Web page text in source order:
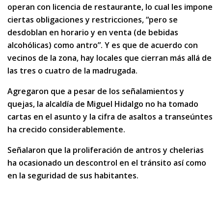
operan con licencia de restaurante, lo cual les impone
ciertas obligaciones y restricciones, “pero se
desdoblan en horario y en venta (de bebidas
alcohólicas) como antro”. Y es que de acuerdo con
vecinos de la zona, hay locales que cierran más allá de
las tres o cuatro de la madrugada.
Agregaron que a pesar de los señalamientos y
quejas, la alcaldía de Miguel Hidalgo no ha tomado
cartas en el asunto y la cifra de asaltos a transeúntes
ha crecido considerablemente.
Señalaron que la proliferación de antros y chelerias
ha ocasionado un descontrol en el tránsito así como
en la seguridad de sus habitantes.